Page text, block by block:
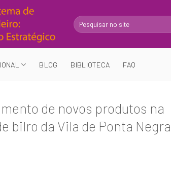
Search
for:
BLOG BIBLIOTECA FAQ
de novos produtos na
bilro da Vila de Ponta